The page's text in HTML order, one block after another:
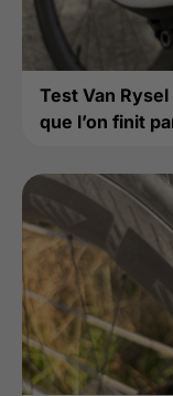
Test Van
que l’on finit